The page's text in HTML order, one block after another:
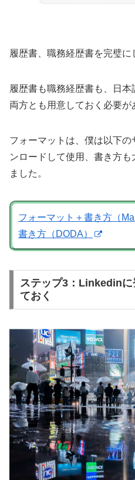
履歴書、職務経歴書を完璧に
履歴書も職務経歴書も、日本
両方とも用意しておく必要が
フォーマットは、僕は以下
ンロードして使用、書き方
ました。
フォーマット＋書き方（
書き方（DODA）
ステップ3：Linkedinに
ておく